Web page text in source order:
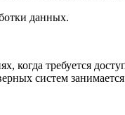
данных.
когда требуется
систем